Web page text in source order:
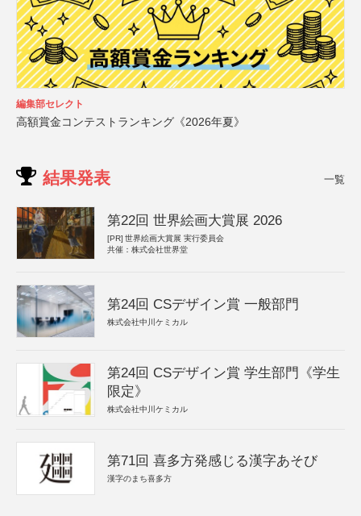
編集部セレクト
高額賞金コンテストランキング《2026年夏》
結果発表 一覧
第22回 世界絵画大賞展 2026
[PR] 世界絵画大賞展 実行委員会
共催：株式会社世界堂
第24回 CSデザイン賞 一般部門
株式会社中川ケミカル
第24回 CSデザイン賞 学生部門《学生
限定》
株式会社中川ケミカル
第71回 喜多方発感じる漢字あそび
漢字のまち喜多方